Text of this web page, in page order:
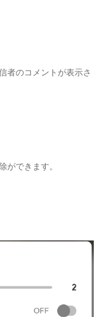
者のコメントが表示さ
ができます。